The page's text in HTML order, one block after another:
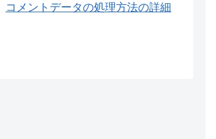
コメントデータの処理方法の詳細